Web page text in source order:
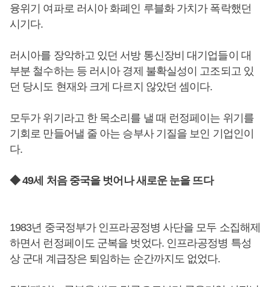
융위기 여파로 러시아 화폐인 루블화 가치가 폭락했던
시기다.
러시아를 장악하고 있던 서방 통신장비 대기업들이 대
부분 철수하는 등 러시아 경제 불확실성이 고조되고 있
던 당시도 현재와 크게 다르지 않았던 셈이다.
모두가 위기라고 한 목소리를 낼 때 런정페이는 위기를
기회로 만들어낼 줄 아는 승부사 기질을 보인 기업인이
다.
◆ 49세 처음 중국을 벗어나 새로운 눈을 뜨다
1983년 중국정부가 인프라공정병 사단을 모두 소집해제
하면서 런정페이도 군복을 벗었다. 인프라공정병 특성
상 군대 계급장은 퇴임하는 순간까지도 없었다.